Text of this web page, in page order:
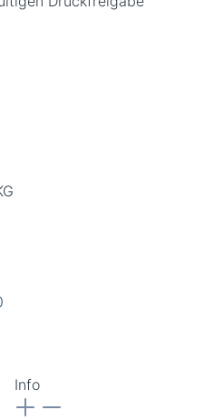
Info